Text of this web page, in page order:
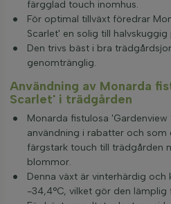
färgglad touch inomhus.
För optimal tillväxt föredrar
Scarlet' en solig till halvskuggig
Den trivs bäst i bra
genomtränglig.
Användning av Monarda
Scarlet' i trädgården
Monarda fistulosa
användning i rabatter och som
färgstark touch till trädgården
blommor.
Denna växt är vinterhärdig
-34,4°C, vilket gör den lämplig